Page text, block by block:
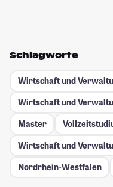
Schlagworte
Wirtschaft und
Wirtschaft und
Master
Wirtschaft und
Nordrhein-Westfalen